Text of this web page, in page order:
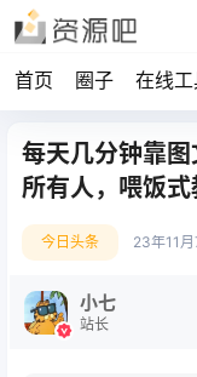
首页 圈子 在线
每天几分钟靠
所有人，喂饭式
今日头条 23年11月
小七
站长